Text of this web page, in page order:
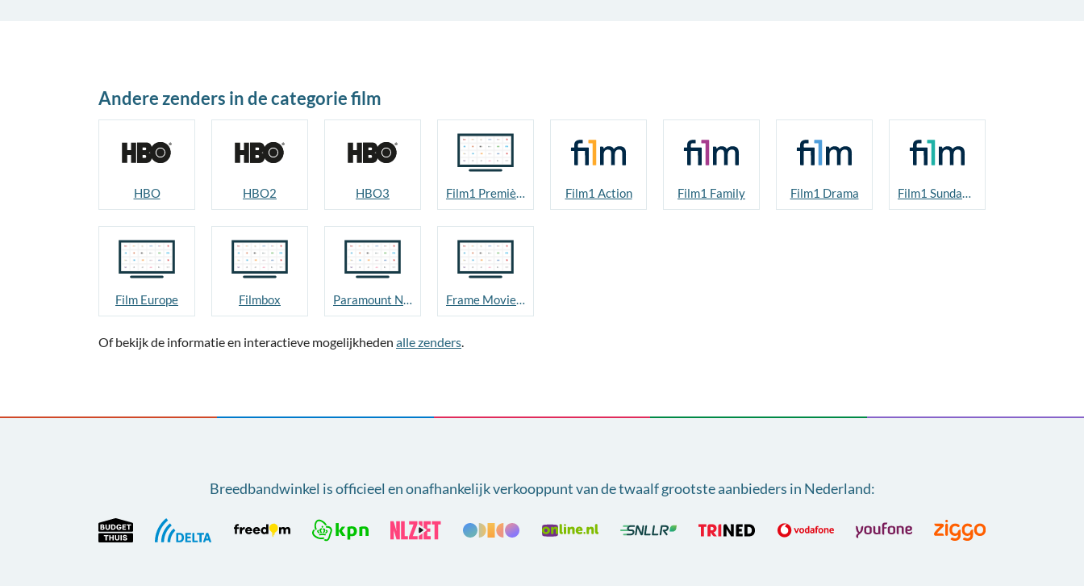
Andere zenders in de categorie film
HBO HBO2 HBO3 Film1 Première Film1 Action Film1 Family Film1 Drama Film1 Sundance
Film Europe Filmbox Paramount Network Frame Movies & Series
Of bekijk de informatie en interactieve mogelijkheden alle zenders.
Breedbandwinkel is officieel en onafhankelijk verkooppunt vande twaalf grootste aanbieders in Nederland: